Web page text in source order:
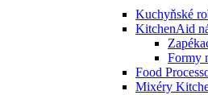
Kuchyňské
KitchenAid
Formy
Food
Mixéry